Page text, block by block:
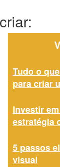
Tudo o
para criar
Investir
estratégia
5 passos
visual